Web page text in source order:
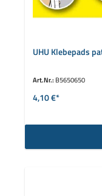
UHU Klebepads
Art.Nr.: B5650650
4,10 €*